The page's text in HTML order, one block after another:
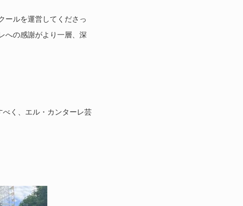
ールを運営してくださっ
への感謝がより一層、深
く、エル・カンターレ芸